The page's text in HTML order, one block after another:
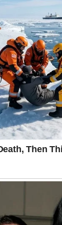
vrijednost i ne
otvara vrata
sebi
bi biti